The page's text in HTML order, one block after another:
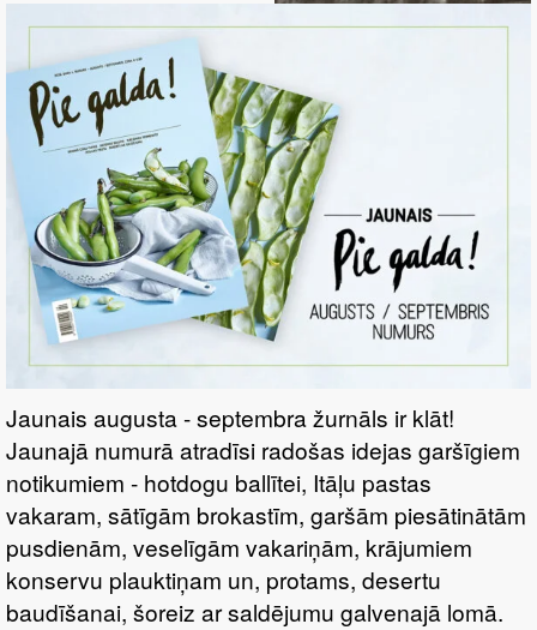
Jaunais augusta - septembra žurnāls ir klāt!
Jaunajā numurā atradīsi radošas idejas garšīgiem
notikumiem - hotdogu ballītei, Itāļu pastas
vakaram, sātīgām brokastīm, garšām piesātinātām
pusdienām, veselīgām vakariņām, krājumiem
konservu plauktiņam un, protams, desertu
baudīšanai, šoreiz ar saldējumu galvenajā lomā.